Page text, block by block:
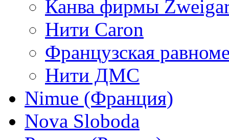
Канва фирмы
Нити Caron
Французская
Нити ДМС
Nimue (Франция)
Nova Sloboda